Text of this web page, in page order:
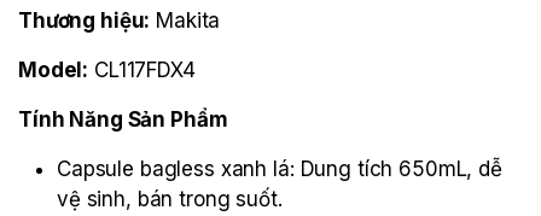
Thương hiệu: Makita
Model: CL117FDX4
Tính Năng Sản Phẩm
Capsule bagless xanh lá: Dung tích 650mL, dễ
vệ sinh, bán trong suốt.